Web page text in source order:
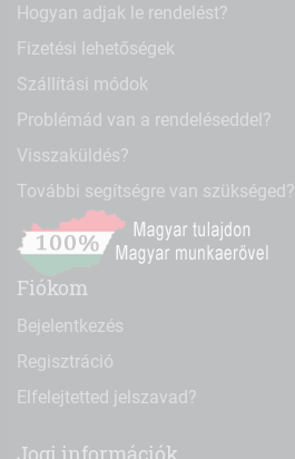
Hogyan adjak le rendelést?
Fizetési lehetőségek
Szállítási módok
Problémád van a rendeléseddel?
Visszaküldés?
További segítségre van szükséged?
Fiókom
Bejelentkezés
Regisztráció
Elfelejtetted jelszavad?
Jogi információk